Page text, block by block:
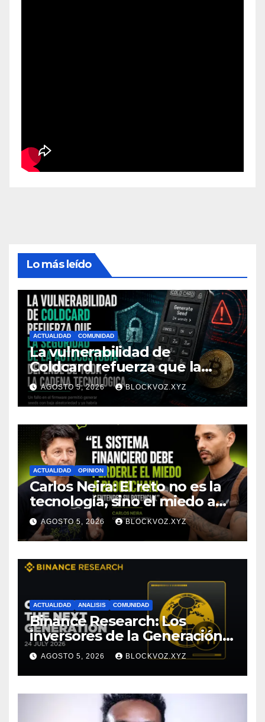
Lo más leído
ACTUALIDAD COMUNIDAD
La vulnerabilidad de
Coldcard refuerza que la
seguridad de la autocustodia
depende de toda la cadena
tecnológica, afirma CoinEx
Research
AGOSTO 5, 2026 BLOCKVOZ.XYZ
ACTUALIDAD OPINION
Carlos Neira: El reto no es la
tecnología, sino el miedo a
entenderla
AGOSTO 5, 2026 BLOCKVOZ.XYZ
ACTUALIDAD ANALISIS COMUNIDAD
Binance Research: Los
inversores de la Generación Z
empiezan más jóvenes y
muestran mayor disciplina
financiera
AGOSTO 5, 2026 BLOCKVOZ.XYZ